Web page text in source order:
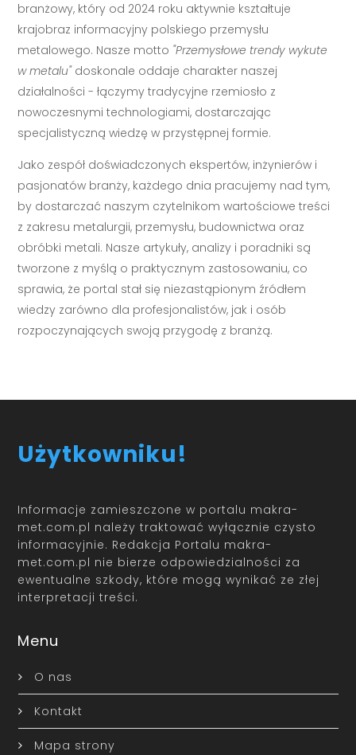
branżowy, który od 2024 roku aktywnie kształtuje
krajobraz informacyjny polskiego przemysłu
metalowego. Nasze motto "Przemysłowe trendy wykute
w metalu"doskonale oddaje charakter naszej
działalności - łączymy tradycyjne rzemiosło z
nowoczesnymi technologiami, dostarczając
specjalistyczną wiedzę w przystępnej formie.
Jako zespół doświadczonych ekspertów, inżynierów i
pasjonatów branży, każdego dnia pracujemy nad tym,
by dostarczać naszym czytelnikom wartościowe treści
z zakresu metalurgii, przemysłu, budownictwa oraz
obróbki metali. Nasze artykuły, analizy i poradniki są
tworzone z myślą o praktycznym zastosowaniu, co
sprawia, że portal stał się niezastąpionym źródłem
wiedzy zarówno dla profesjonalistów, jak i osób
rozpoczynających swoją przygodę z branżą.
Użytkowniku!
Informacje zamieszczone w portalu makra-
met.com.pl należy traktować wyłącznie czysto
informacyjnie. Redakcja Portalu makra-
met.com.pl nie bierze odpowiedzialności za
ewentualne szkody, które mogą wynikać ze złej
interpretacji treści.
Menu
O nas
Kontakt
Mapa strony